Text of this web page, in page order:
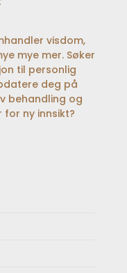
visdom,
mye mer. Søker
til personlig
deg på
behandling og
ny innsikt?